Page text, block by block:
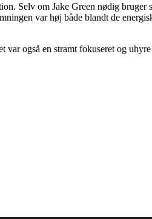
Selv om Jake Green nødig bruger
var høj både blandt de
også en stramt fokuseret og